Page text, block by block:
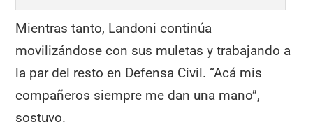
Mientras tanto, Landoni continúa
movilizándose con sus muletas y trabajando a
la par del resto en Defensa Civil. “Acá mis
compañeros siempre me dan una mano”,
sostuvo.